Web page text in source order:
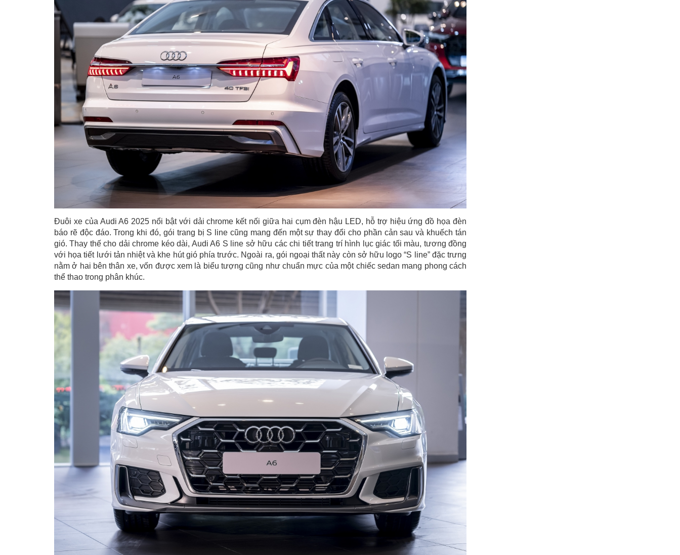
Đuôi xe của Audi A6 2025 nổi bật với dải chrome kết nối giữa hai cụm đèn hậu LED, hỗ trợ hiệu ứng đồ họa đèn
báo rẽ độc đáo. Trong khi đó, gói trang bị S line cũng mang đến một sự thay đổi cho phần cản sau và khuếch tán
gió. Thay thế cho dải chrome kéo dài, Audi A6 S line sở hữu các chi tiết trang trí hình lục giác tối màu, tương đồng
với họa tiết lưới tản nhiệt và khe hút gió phía trước. Ngoài ra, gói ngoại thất này còn sở hữu logo “S line” đặc trưng
nằm ở hai bên thân xe, vốn được xem là biểu tượng cũng như chuẩn mực của một chiếc sedan mang phong cách
thể thao trong phân khúc.